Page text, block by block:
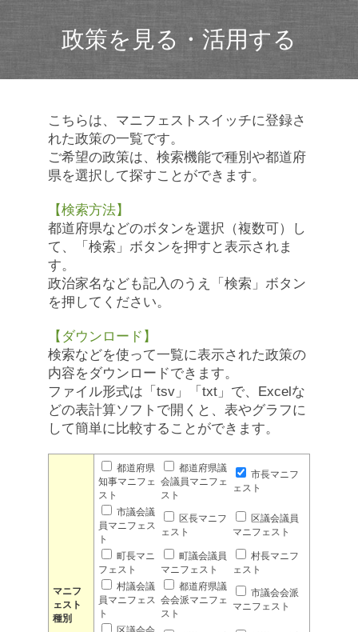
政策を見る・活用する
こちらは、マニフェストスイッチに登録さ
れた政策の一覧です。
ご希望の政策は、検索機能で種別や都道府
県を選択して探すことができます。
【検索方法】
都道府県などのボタンを選択（複数可）し
て、「検索」ボタンを押すと表示されま
す。
政治家名なども記入のうえ「検索」ボタン
を押してください。
【ダウンロード】
検索などを使って一覧に表示された政策の
内容をダウンロードできます。
ファイル形式は「tsv」「txt」で、Excelな
どの表計算ソフトで開くと、表やグラフに
して簡単に比較することができます。
マニフ
ェスト
種別
都道府県
知事マニフェ
スト
都道府県議
会議員マニフェ
スト
市長マニフ
ェスト
市議会議
員マニフェス
ト
区長マニフ
ェスト
区議会議員
マニフェスト
町長マニ
フェスト
町議会議員
マニフェスト
村長マニフ
ェスト
村議会議
員マニフェス
ト
都道府県議
会会派マニフェ
スト
市議会会派
マニフェスト